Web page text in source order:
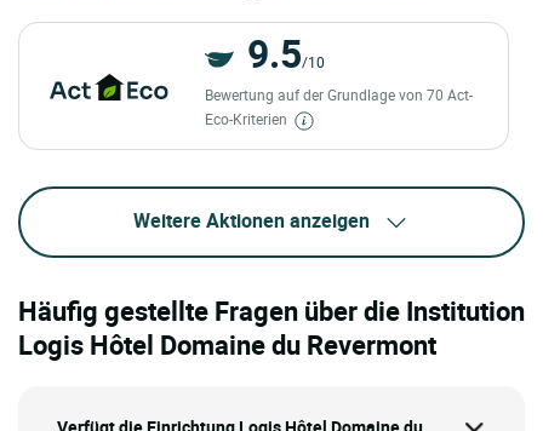
9.5/10
Bewertung auf der Grundlage von 70 Act-
Eco-Kriterien
Weitere Aktionen anzeigen
Häufig gestellte Fragen über die Institution
Logis Hôtel Domaine du Revermont